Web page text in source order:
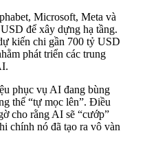
Microsoft, Meta và
để xây dựng hạ tầng.
kiến chi gần 700 tỷ USD
phát triển các trung
phục vụ AI đang bùng
thể “tự mọc lên”. Điều
cho rằng AI sẽ “cướp”
chính nó đã tạo ra vô vàn